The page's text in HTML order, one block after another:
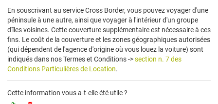
En souscrivant au service Cross Border, vous pouvez voyager d'une
péninsule à une autre, ainsi que voyager à l'intérieur d'un groupe
d'îles voisines. Cette couverture supplémentaire est nécessaire à ces
fins. Le coût de la couverture et les zones géographiques autorisées
(qui dépendent de l'agence d'origine où vous louez la voiture) sont
indiqués dans nos Termes et Conditions ->section n. 7 des
Conditions Particulières de Location.
Cette information vous a-t-elle été utile ?